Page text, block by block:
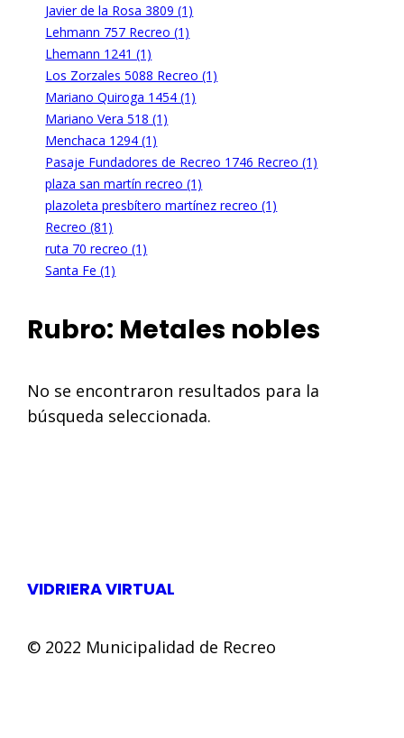
Javier de la Rosa 3809 (1)
Lehmann 757 Recreo (1)
Lhemann 1241 (1)
Los Zorzales 5088 Recreo (1)
Mariano Quiroga 1454 (1)
Mariano Vera 518 (1)
Menchaca 1294 (1)
Pasaje Fundadores de Recreo 1746 Recreo (1)
plaza san martín recreo (1)
plazoleta presbítero martínez recreo (1)
Recreo (81)
ruta 70 recreo (1)
Santa Fe (1)
Rubro: Metales nobles
No se encontraron resultados para la
búsqueda seleccionada.
VIDRIERA VIRTUAL
© 2022 Municipalidad de Recreo